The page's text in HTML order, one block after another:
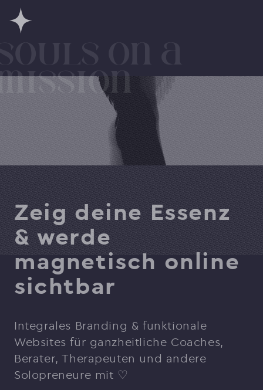
Zeig deine Essenz
& werde
magnetisch online
sichtbar
Integrales Branding & funktionale
Websites für ganzheitliche Coaches,
Berater, Therapeuten und andere
Solopreneure mit ♡